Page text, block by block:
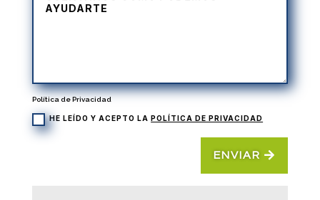
Política de Privacidad
HE LEÍDO Y ACEPTO LA POLÍTICA DE PRIVACIDAD
ENVIAR